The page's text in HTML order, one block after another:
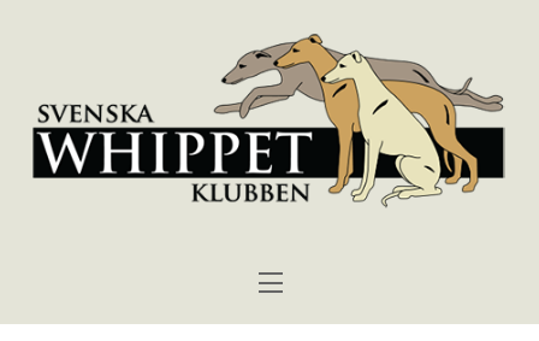
Menu